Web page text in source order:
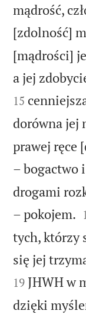
mądrość,
[zdolność]
[mądrości]
a jej
15
dorówna jej
prawej ręce
– bogactwo
drogami
– pokojem. 
tych, którzy
się jej
19 JHWH w
dzięki